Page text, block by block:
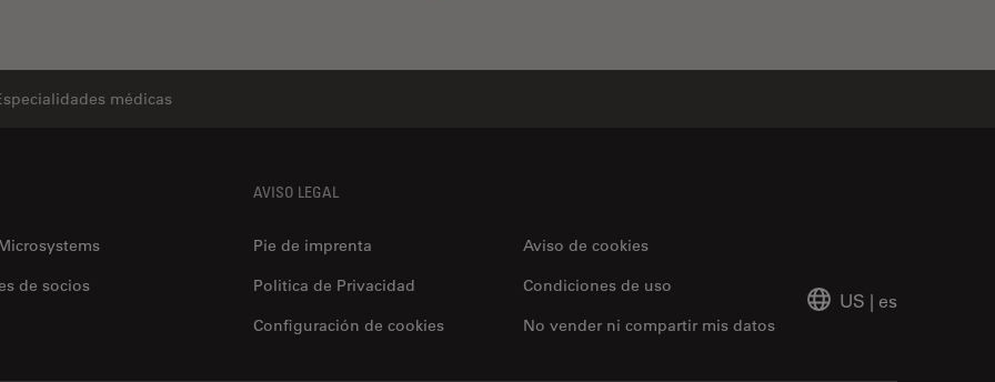
médicas
de socios
AVISO LEGAL
Pie de imprenta
Aviso de cookies
Politica de Privacidad
No vender ni compartir mis datos
Condiciones de uso
Configuración de cookies
US | es